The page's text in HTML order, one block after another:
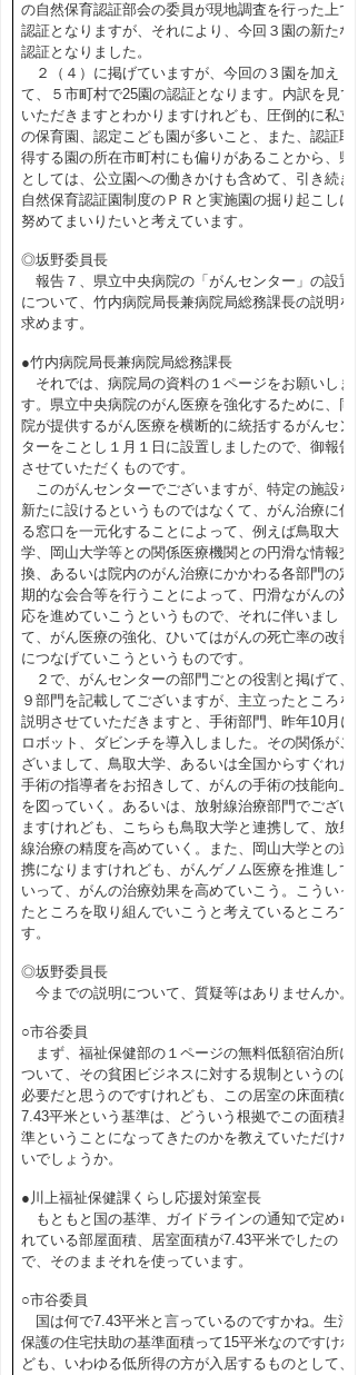
の自然保育認証部会の委員が現地調査を行った上で
認証となりますが、それにより、今回３園の新たな
認証となりました。
２（４）に掲げていますが、今回の３園を加え
て、５市町村で25園の認証となります。内訳を見て
いただきますとわかりますけれども、圧倒的に私立
の保育園、認定こども園が多いこと、また、認証取
得する園の所在市町村にも偏りがあることから、県
としては、公立園への働きかけも含めて、引き続き
自然保育認証園制度のＰＲと実施園の掘り起こしに
努めてまいりたいと考えています。
◎坂野委員長
報告７、県立中央病院の「がんセンター」の設置
について、竹内病院局長兼病院局総務課長の説明を
求めます。
●竹内病院局長兼病院局総務課長
それでは、病院局の資料の１ページをお願いしま
す。県立中央病院のがん医療を強化するために、同
院が提供するがん医療を横断的に統括するがんセン
ターをことし１月１日に設置しましたので、御報告
させていただくものです。
このがんセンターでございますが、特定の施設を
新たに設けるというものではなくて、がん治療に係
る窓口を一元化することによって、例えば鳥取大
学、岡山大学等との関係医療機関との円滑な情報交
換、あるいは院内のがん治療にかかわる各部門の定
期的な会合等を行うことによって、円滑ながんの対
応を進めていこうというもので、それに伴いまし
て、がん医療の強化、ひいてはがんの死亡率の改善
につなげていこうというものです。
２で、がんセンターの部門ごとの役割と掲げて、
９部門を記載してございますが、主立ったところを
説明させていただきますと、手術部門、昨年10月に
ロボット、ダビンチを導入しました。その関係がご
ざいまして、鳥取大学、あるいは全国からすぐれた
手術の指導者をお招きして、がんの手術の技能向上
を図っていく。あるいは、放射線治療部門でござい
ますけれども、こちらも鳥取大学と連携して、放射
線治療の精度を高めていく。また、岡山大学との連
携になりますけれども、がんゲノム医療を推進して
いって、がんの治療効果を高めていこう。こういっ
たところを取り組んでいこうと考えているところで
す。
◎坂野委員長
今までの説明について、質疑等はありませんか。
○市谷委員
まず、福祉保健部の１ページの無料低額宿泊所に
ついて、その貧困ビジネスに対する規制というのは
必要だと思うのですけれども、この居室の床面積の
7.43平米という基準は、どういう根拠でこの面積基
準ということになってきたのかを教えていただけな
いでしょうか。
●川上福祉保健課くらし応援対策室長
もともと国の基準、ガイドラインの通知で定めら
れている部屋面積、居室面積が7.43平米でしたの
で、そのままそれを使っています。
○市谷委員
国は何で7.43平米と言っているのですかね。生活
保護の住宅扶助の基準面積って15平米なのですけれ
ども、いわゆる低所得の方が入居するものとして、